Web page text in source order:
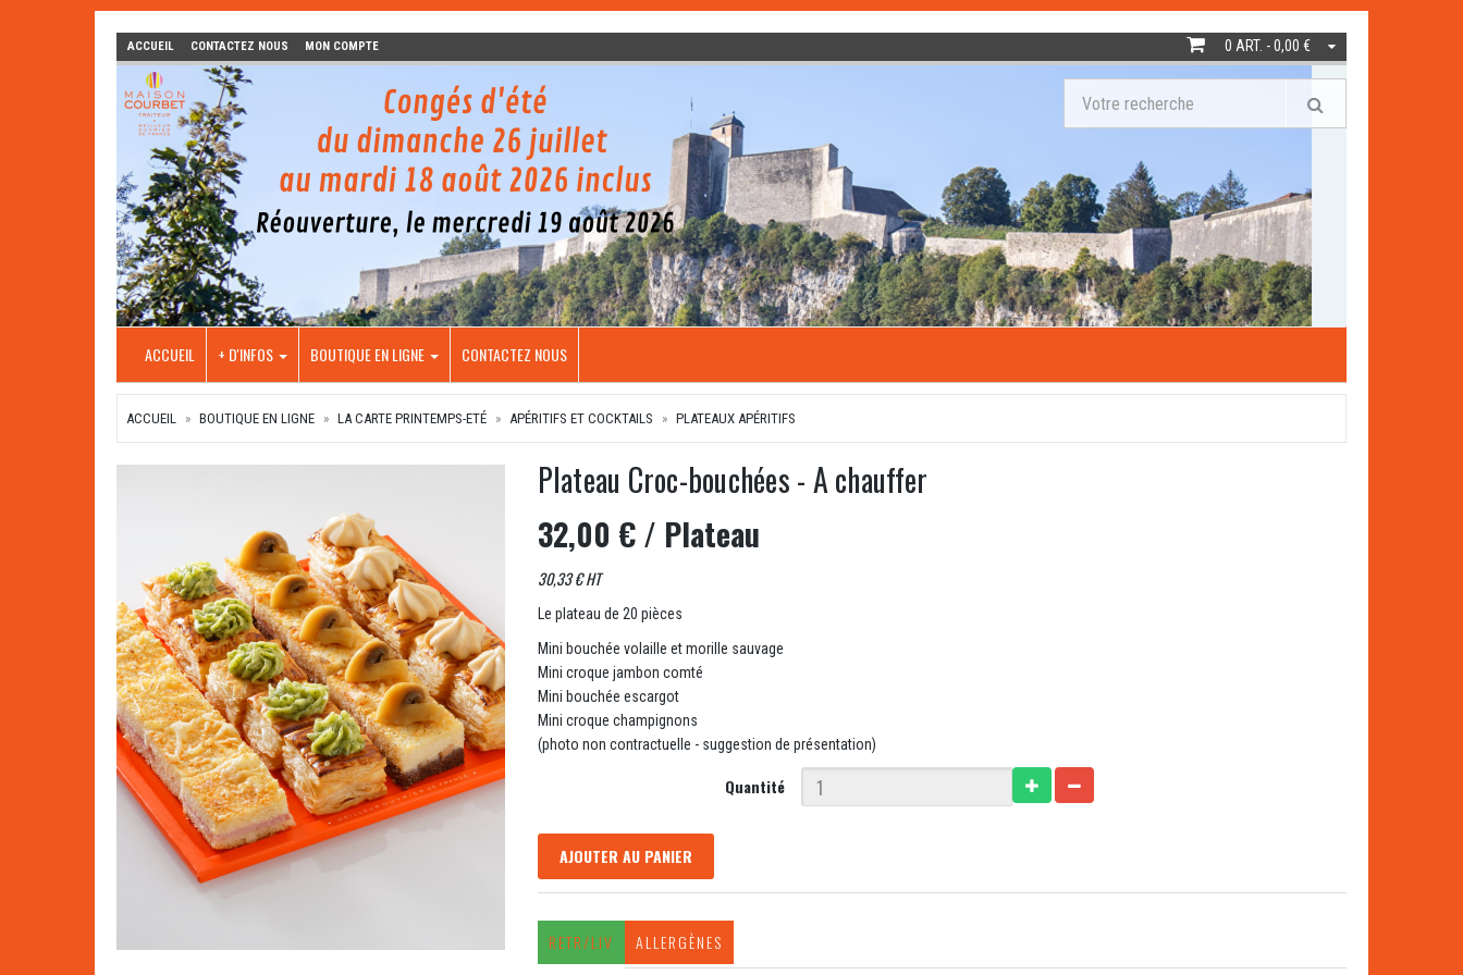
ACCUEIL CONTACTEZ NOUS MON COMPTE 0 ART. - 0,00 €
ACCUEIL + D'INFOS BOUTIQUE EN LIGNE CONTACTEZ NOUS
ACCUEIL BOUTIQUE EN LIGNE LA CARTE PRINTEMPS-ETÉ APÉRITIFS ET COCKTAILS PLATEAUX APÉRITIFS
Plateau Croc-bouchées - A chauffer
32,00 €/ Plateau
30,33 € HT
Le plateau de 20 pièces
Mini bouchée volaille et morille sauvage
Mini croque jambon comté
Mini bouchée escargot
Mini croque champignons
(photo non contractuelle - suggestion de présentation)
Quantité
AJOUTER AU PANIER
RETR/LIV ALLERGÈNES